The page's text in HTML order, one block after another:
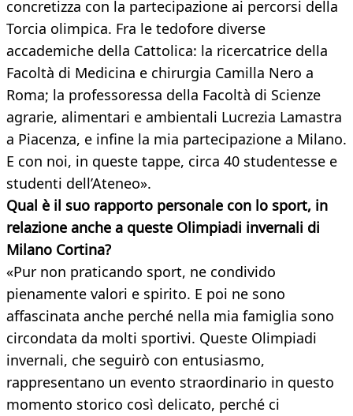
concretizza con la partecipazione ai percorsi della
Torcia olimpica. Fra le tedofore diverse
accademiche della Cattolica: la ricercatrice della
Facoltà di Medicina e chirurgia Camilla Nero a
Roma; la professoressa della Facoltà di Scienze
agrarie, alimentari e ambientali Lucrezia Lamastra
a Piacenza, e infine la mia partecipazione a Milano.
E con noi, in queste tappe, circa 40 studentesse e
studenti dell’Ateneo».
Qual è il suo rapporto personale con lo sport, in
relazione anche a queste Olimpiadi invernali di
Milano Cortina?
«Pur non praticando sport, ne condivido
pienamente valori e spirito. E poi ne sono
affascinata anche perché nella mia famiglia sono
circondata da molti sportivi. Queste Olimpiadi
invernali, che seguirò con entusiasmo,
rappresentano un evento straordinario in questo
momento storico così delicato, perché ci